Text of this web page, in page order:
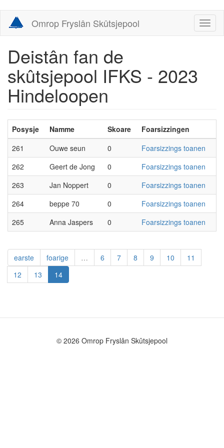
main
Omrop Fryslân Skûtsjepool
Deistân fan de
skûtsjepool IFKS - 2023
Hindeloopen
Posysje Namme Skoare
Foarsizzingen
261
Ouwe seun 0
Foarsizzings toanen
262
Geert de Jong 0
Foarsizzings toanen
263
Jan Noppert 0
Foarsizzings toanen
264
beppe 70 0
Foarsizzings toanen
265
Anna Jaspers 0 Foarsizzings toanen
earste foarige … 6 7 8 9 10
11
12
13 14
© 2026 Omrop Fryslân Skûtsjepool